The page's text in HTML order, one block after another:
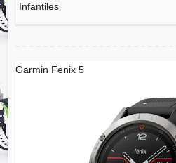
Infantiles
Garmin Fenix 5